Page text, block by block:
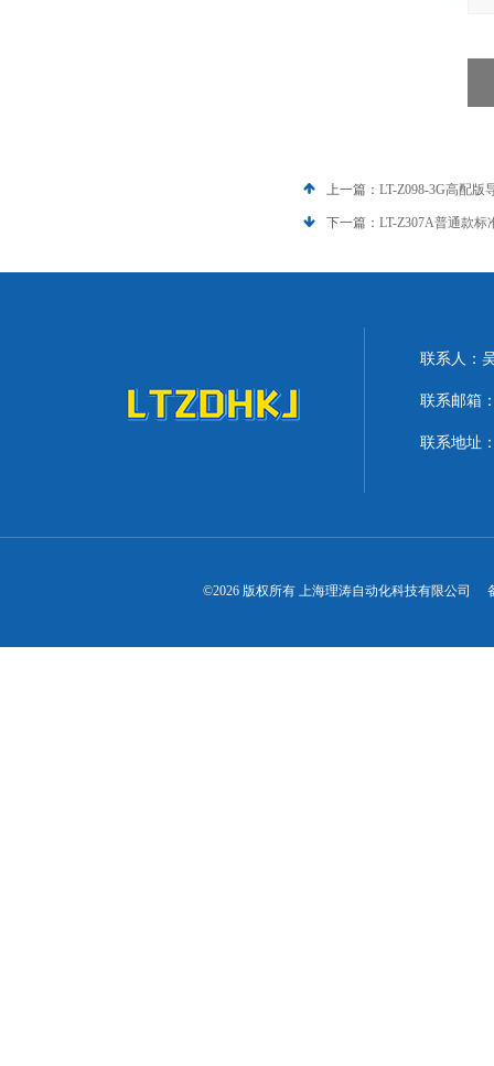
上一篇： LT-Z098-3G高配版
下一篇： LT-Z307A普通款
联系人：
联系邮箱
联系地址
©2026 版权所有 上海理涛自动化科技有限公司